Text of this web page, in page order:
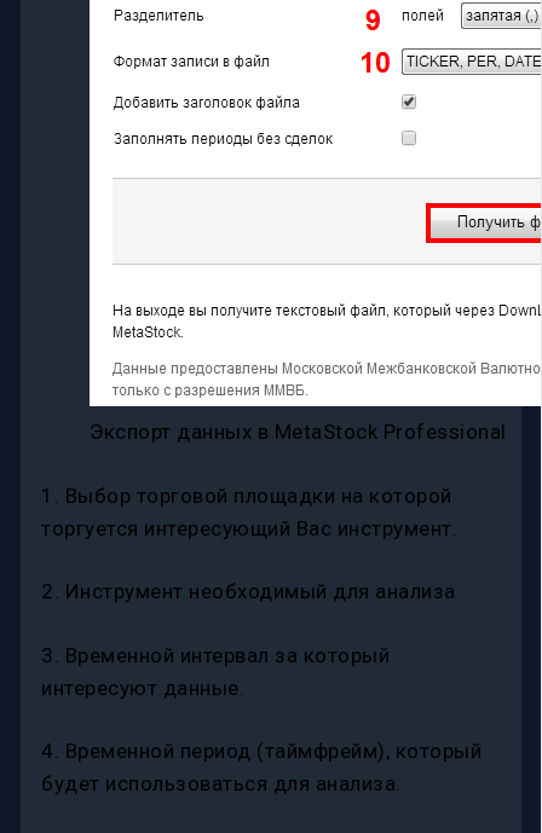
Экспорт данных в MetaStock Professional
1. Выбор торговой площадки на которой
торгуется интересующий Вас инструмент.
2. Инструмент необходимый для анализа
3. Временной интервал за который
интересуют данные.
4. Временной период (таймфрейм), который
будет использоваться для анализа.